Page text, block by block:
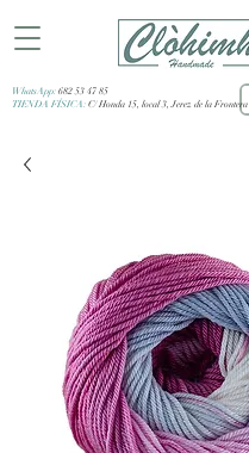
WhatsApp: 682 53 47 85
TIENDA FÍSICA: C/ Honda 15, local 3, Jerez de la Frontera